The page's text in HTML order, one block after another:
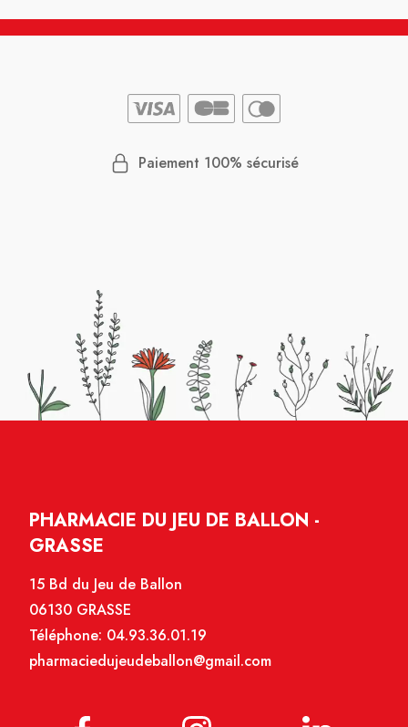
Paiement 100% sécurisé
PHARMACIE DU JEU DE BALLON -
GRASSE
15 Bd du Jeu de Ballon
06130 GRASSE
Téléphone: 04.93.36.01.19
pharmaciedujeudeballon@gmail.com